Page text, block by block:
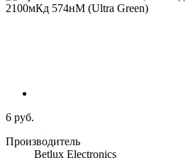
6 руб.
Производитель
Betlux Electronics